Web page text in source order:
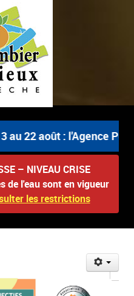
au 22 août : l'Agence
– NIVEAU CRISE
de l'eau sont en vigueur
les restrictions